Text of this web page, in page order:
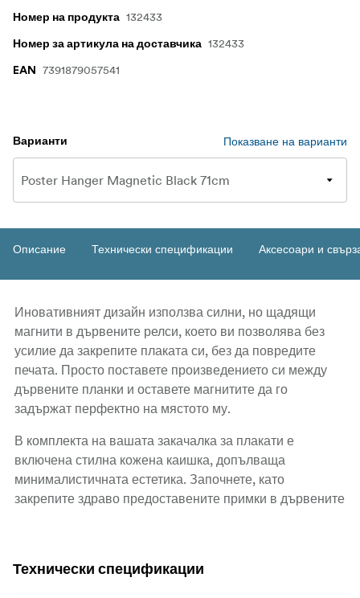
Номер на продукта 132433
Номер за артикула на доставчика 132433
EAN 7391879057541
Варианти Показване на варианти
Описание Технически спецификации Аксесоари и
Иновативният дизайн използва силни, но щадящи
магнити в дървените релси, което ви позволява без
усилие да закрепите плаката си, без да повредите
печата. Просто поставете произведението си между
дървените планки и оставете магнитите да го
задържат перфектно на мястото му.
В комплекта на вашата закачалка за плакати е
включена стилна кожена каишка, допълваща
минималистичната естетика. Започнете, като
закрепите здраво предоставените примки в дървените
излагане.
Технически спецификации